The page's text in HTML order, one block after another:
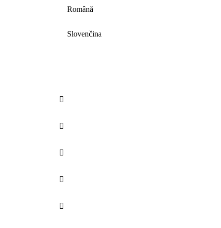
Română
Slovenčina




